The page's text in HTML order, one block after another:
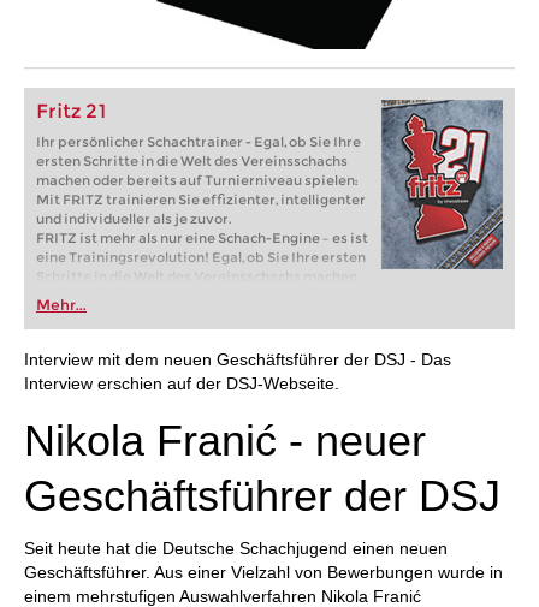
Fritz 21
Ihr persönlicher Schachtrainer - Egal, ob Sie Ihre
ersten Schritte in die Welt des Vereinsschachs
machen oder bereits auf Turnierniveau spielen:
Mit FRITZ trainieren Sie effizienter, intelligenter
und individueller als je zuvor.
FRITZ ist mehr als nur eine Schach-Engine – es ist
eine Trainingsrevolution! Egal, ob Sie Ihre ersten
Schritte in die Welt des Vereinsschachs machen
oder bereits auf Turnierniveau spielen: Mit
FRITZ trainieren Sie effizienter, intelligenter und
individueller als je zuvor.
Mehr...
Interview mit dem neuen Geschäftsführer der DSJ - Das
Interview erschien auf der DSJ-Webseite.
Nikola Franić - neuer
Geschäftsführer der DSJ
Seit heute hat die Deutsche Schachjugend einen neuen
Geschäftsführer. Aus einer Vielzahl von Bewerbungen wurde in
einem mehrstufigen Auswahlverfahren Nikola Franić